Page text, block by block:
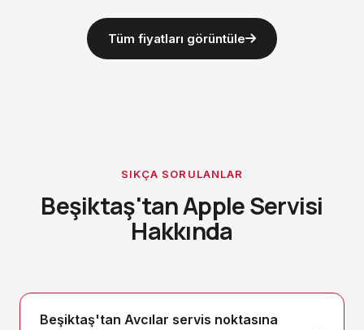
Tüm fiyatları görüntüle
SIKÇA SORULANLAR
Beşiktaş'tan Apple Servisi
Hakkında
Beşiktaş'tan Avcılar servis noktasına